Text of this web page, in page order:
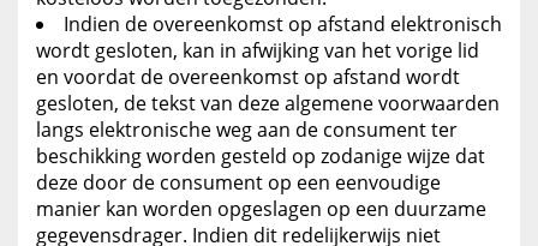
Indien de overeenkomst op afstand elektronisch
wordt gesloten, kan in afwijking van het vorige lid
en voordat de overeenkomst op afstand wordt
gesloten, de tekst van deze algemene voorwaarden
langs elektronische weg aan de consument ter
beschikking worden gesteld op zodanige wijze dat
deze door de consument op een eenvoudige
manier kan worden opgeslagen op een duurzame
gegevensdrager. Indien dit redelijkerwijs niet